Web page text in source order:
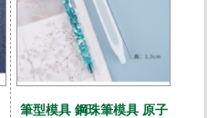
筆型模具 鋼珠筆模具 原子